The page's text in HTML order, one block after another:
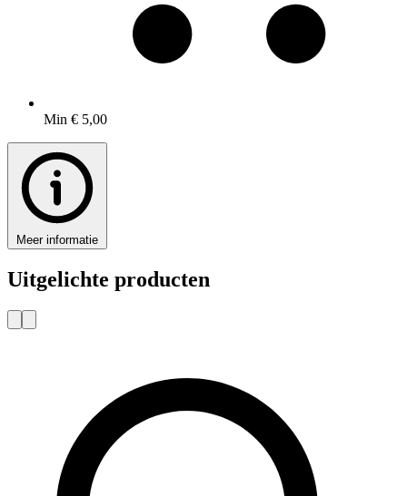
Min € 5,00
Meer informatie
Uitgelichte producten